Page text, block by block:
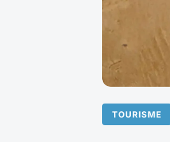
TOURISME